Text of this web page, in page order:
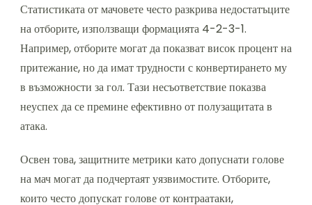
Статистиката от мачовете често разкрива недостатъците
на отборите, използващи формацията 4-2-3-1.
Например, отборите могат да показват висок процент на
притежание, но да имат трудности с конвертирането му
в възможности за гол. Тази несъответствие показва
неуспех да се премине ефективно от полузащитата в
атака.
Освен това, защитните метрики като допуснати голове
на мач могат да подчертаят уязвимостите. Отборите,
които често допускат голове от контраатаки,